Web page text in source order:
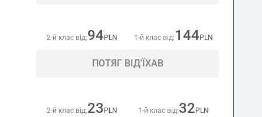
2-й клас від:94 PLN 1-й клас від: 144 PLN
ПОТЯГ ВІД'ЇХАВ
2-й клас від:23 PLN 1-й клас від:32 PLN